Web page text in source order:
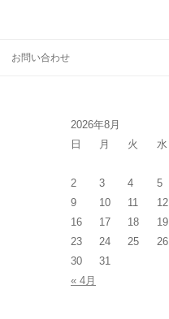
お問い合わせ
2026年8月
日
月 火 水
2
3 4 5
9
10 11 12
16
17 18 19
23
24 25 26
30
31
« 4月